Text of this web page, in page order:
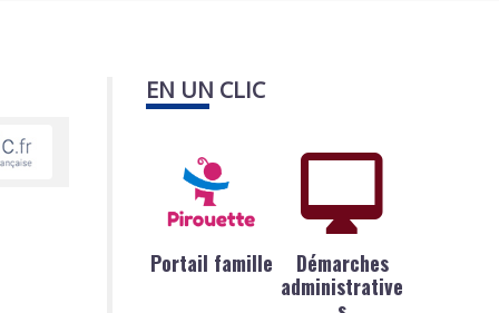
EN UN CLIC
Portail famille
Démarches
administrative